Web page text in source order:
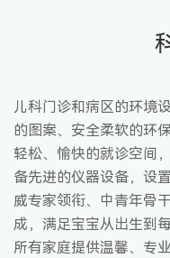
儿科门诊和病区的环境
的图案、安全柔软的环
轻松、愉快的就诊空间
备先进的仪器设备，设
威专家领衔、中青年骨
成，满足宝宝从出生到
所有家庭提供温馨、专